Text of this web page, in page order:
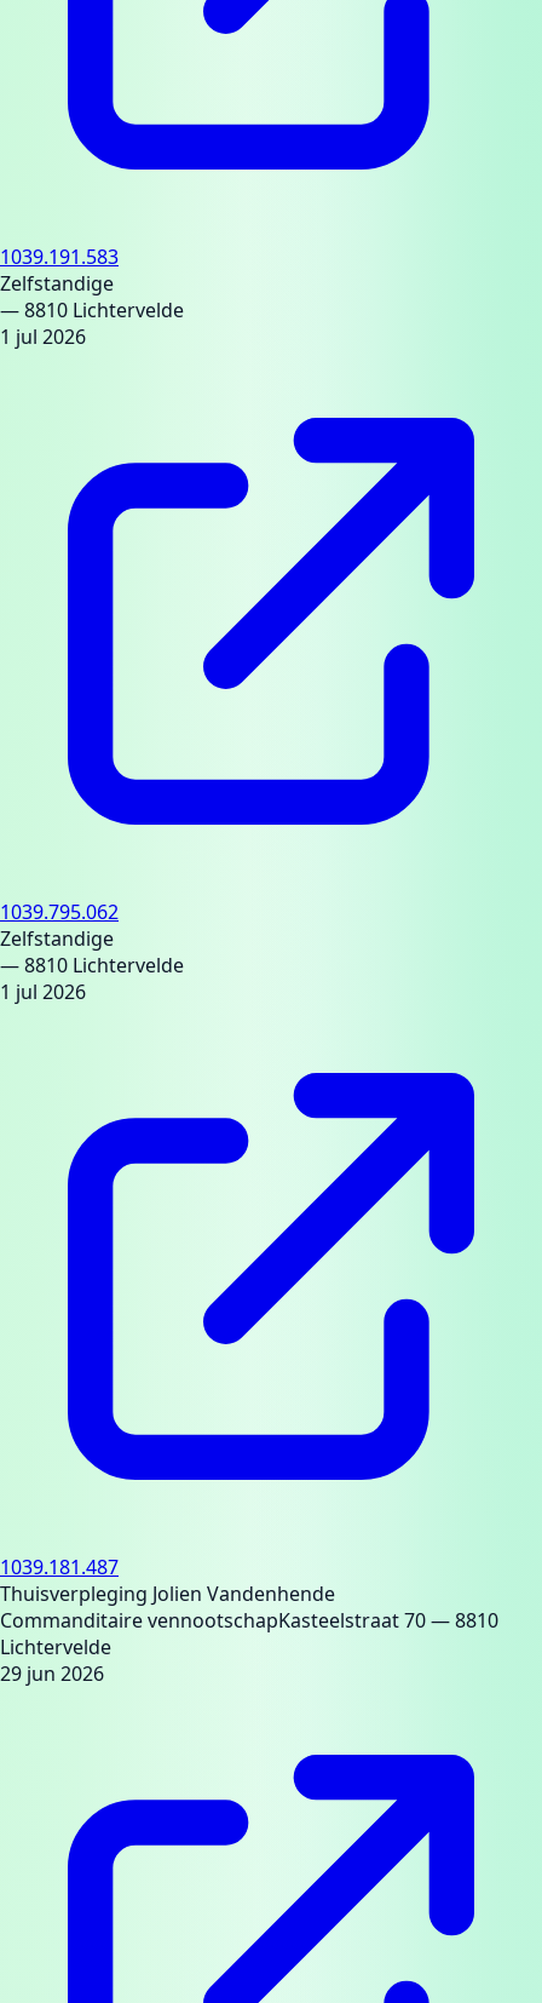
1039.191.583
Zelfstandige
— 8810 Lichtervelde
1 jul 2026
1039.795.062
Zelfstandige
— 8810 Lichtervelde
1 jul 2026
1039.181.487
Thuisverpleging Jolien Vandenhende
Commanditaire vennootschapKasteelstraat 70— 8810
Lichtervelde
29 jun 2026